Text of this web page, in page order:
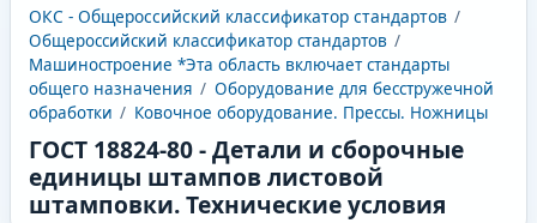
ОКС - Общероссийский классификатор стандартов /
Общероссийский классификатор стандартов /
Машиностроение *Эта область включает стандарты
общего назначения / Оборудование для бесстружечной
обработки / Ковочное оборудование. Прессы. Ножницы
ГОСТ 18824-80-Детали и сборочные
единицы штампов листовой
штамповки. Технические условия